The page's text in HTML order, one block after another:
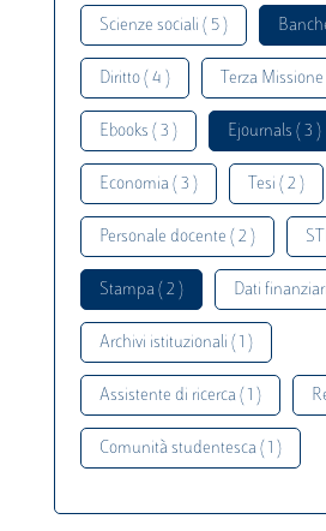
Scienze sociali ( 5 )
Diritto ( 4 ) Terza Missione
Ebooks ( 3 ) Ejournals ( 3 )
Economia ( 3 ) Tesi ( 2 )
Personale docente ( 2 )
Stampa ( 2 ) Dati
Archivi istituzionali ( 1 )
Assistente di ricerca ( 1 )
Comunità studentesca ( 1 )